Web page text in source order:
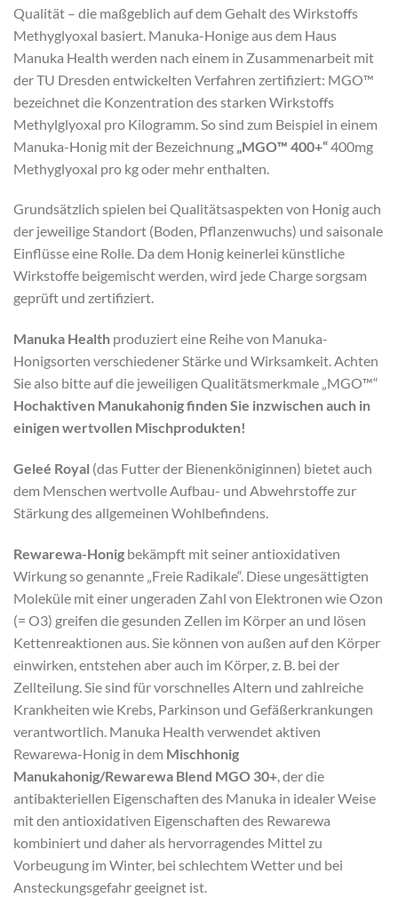
Qualität – die maßgeblich auf dem Gehalt des Wirkstoffs
Methyglyoxal basiert. Manuka-Honige aus dem Haus
Manuka Health werden nach einem in Zusammenarbeit mit
der TU Dresden entwickelten Verfahren zertifiziert: MGO™
bezeichnet die Konzentration des starken Wirkstoffs
Methylglyoxal pro Kilogramm. So sind zum Beispiel in einem
Manuka-Honig mit der Bezeichnung „MGO™ 400+“400mg
Methyglyoxal pro kg oder mehr enthalten.
Grundsätzlich spielen bei Qualitätsaspekten von Honig auch
der jeweilige Standort (Boden, Pflanzenwuchs) und saisonale
Einflüsse eine Rolle. Da dem Honig keinerlei künstliche
Wirkstoffe beigemischt werden, wird jede Charge sorgsam
geprüft und zertifiziert.
Manuka Health produziert eine Reihe von Manuka-
Honigsorten verschiedener Stärke und Wirksamkeit. Achten
Sie also bitte auf die jeweiligen Qualitätsmerkmale „MGO™“
Hochaktiven Manukahonig finden Sie inzwischen auch in
einigen wertvollen Mischprodukten!
Geleé Royal (das Futter der Bienenköniginnen) bietet auch
dem Menschen wertvolle Aufbau- und Abwehrstoffe zur
Stärkung des allgemeinen Wohlbefindens.
Rewarewa-Honig bekämpft mit seiner antioxidativen
Wirkung so genannte „Freie Radikale“. Diese ungesättigten
Moleküle mit einer ungeraden Zahl von Elektronen wie Ozon
(= O3) greifen die gesunden Zellen im Körper an und lösen
Kettenreaktionen aus. Sie können von außen auf den Körper
einwirken, entstehen aber auch im Körper, z. B. bei der
Zellteilung. Sie sind für vorschnelles Altern und zahlreiche
Krankheiten wie Krebs, Parkinson und Gefäßerkrankungen
verantwortlich. Manuka Health verwendet aktiven
Rewarewa-Honig in dem Mischhonig
Manukahonig/Rewarewa Blend MGO 30+ , der die
antibakteriellen Eigenschaften des Manuka in idealer Weise
mit den antioxidativen Eigenschaften des Rewarewa
kombiniert und daher als hervorragendes Mittel zu
Vorbeugung im Winter, bei schlechtem Wetter und bei
Ansteckungsgefahr geeignet ist.